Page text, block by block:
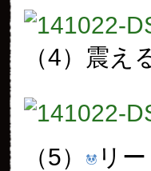
（4）震え
（5） リ